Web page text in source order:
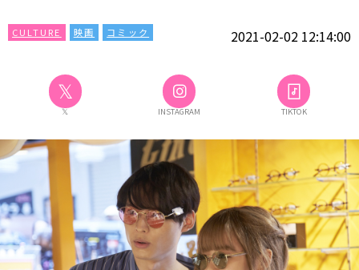
CULTURE 映画 コミック 2021-02-02 12:14:00
𝕏
𝕏 INSTAGRAM TIKTOK